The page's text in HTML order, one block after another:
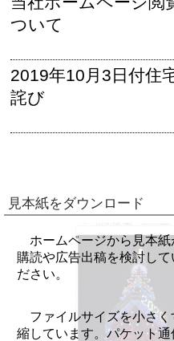
ついて
2019年10月3日付住
詫び
見本紙をダウンロード
ホームページから見本
購読や広告出稿を検討し
ださい。
ファイルサイズを小さ
縮しています。パケット